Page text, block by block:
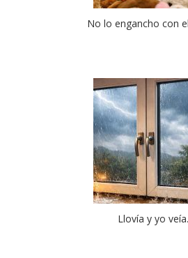
No lo engancho con
Llovía y yo